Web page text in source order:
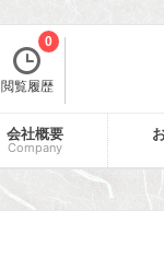
閲覧履歴
0
会社概要
Company